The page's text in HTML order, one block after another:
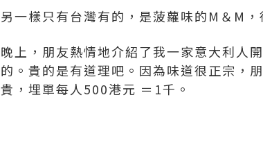
另一樣只有台灣有的，是菠蘿味的M＆M
晚上，朋友熱情地介紹了我一家意大利人
的。貴的是有道理吧。因為味道很正宗，
貴，埋單每人500港元 ＝1千。